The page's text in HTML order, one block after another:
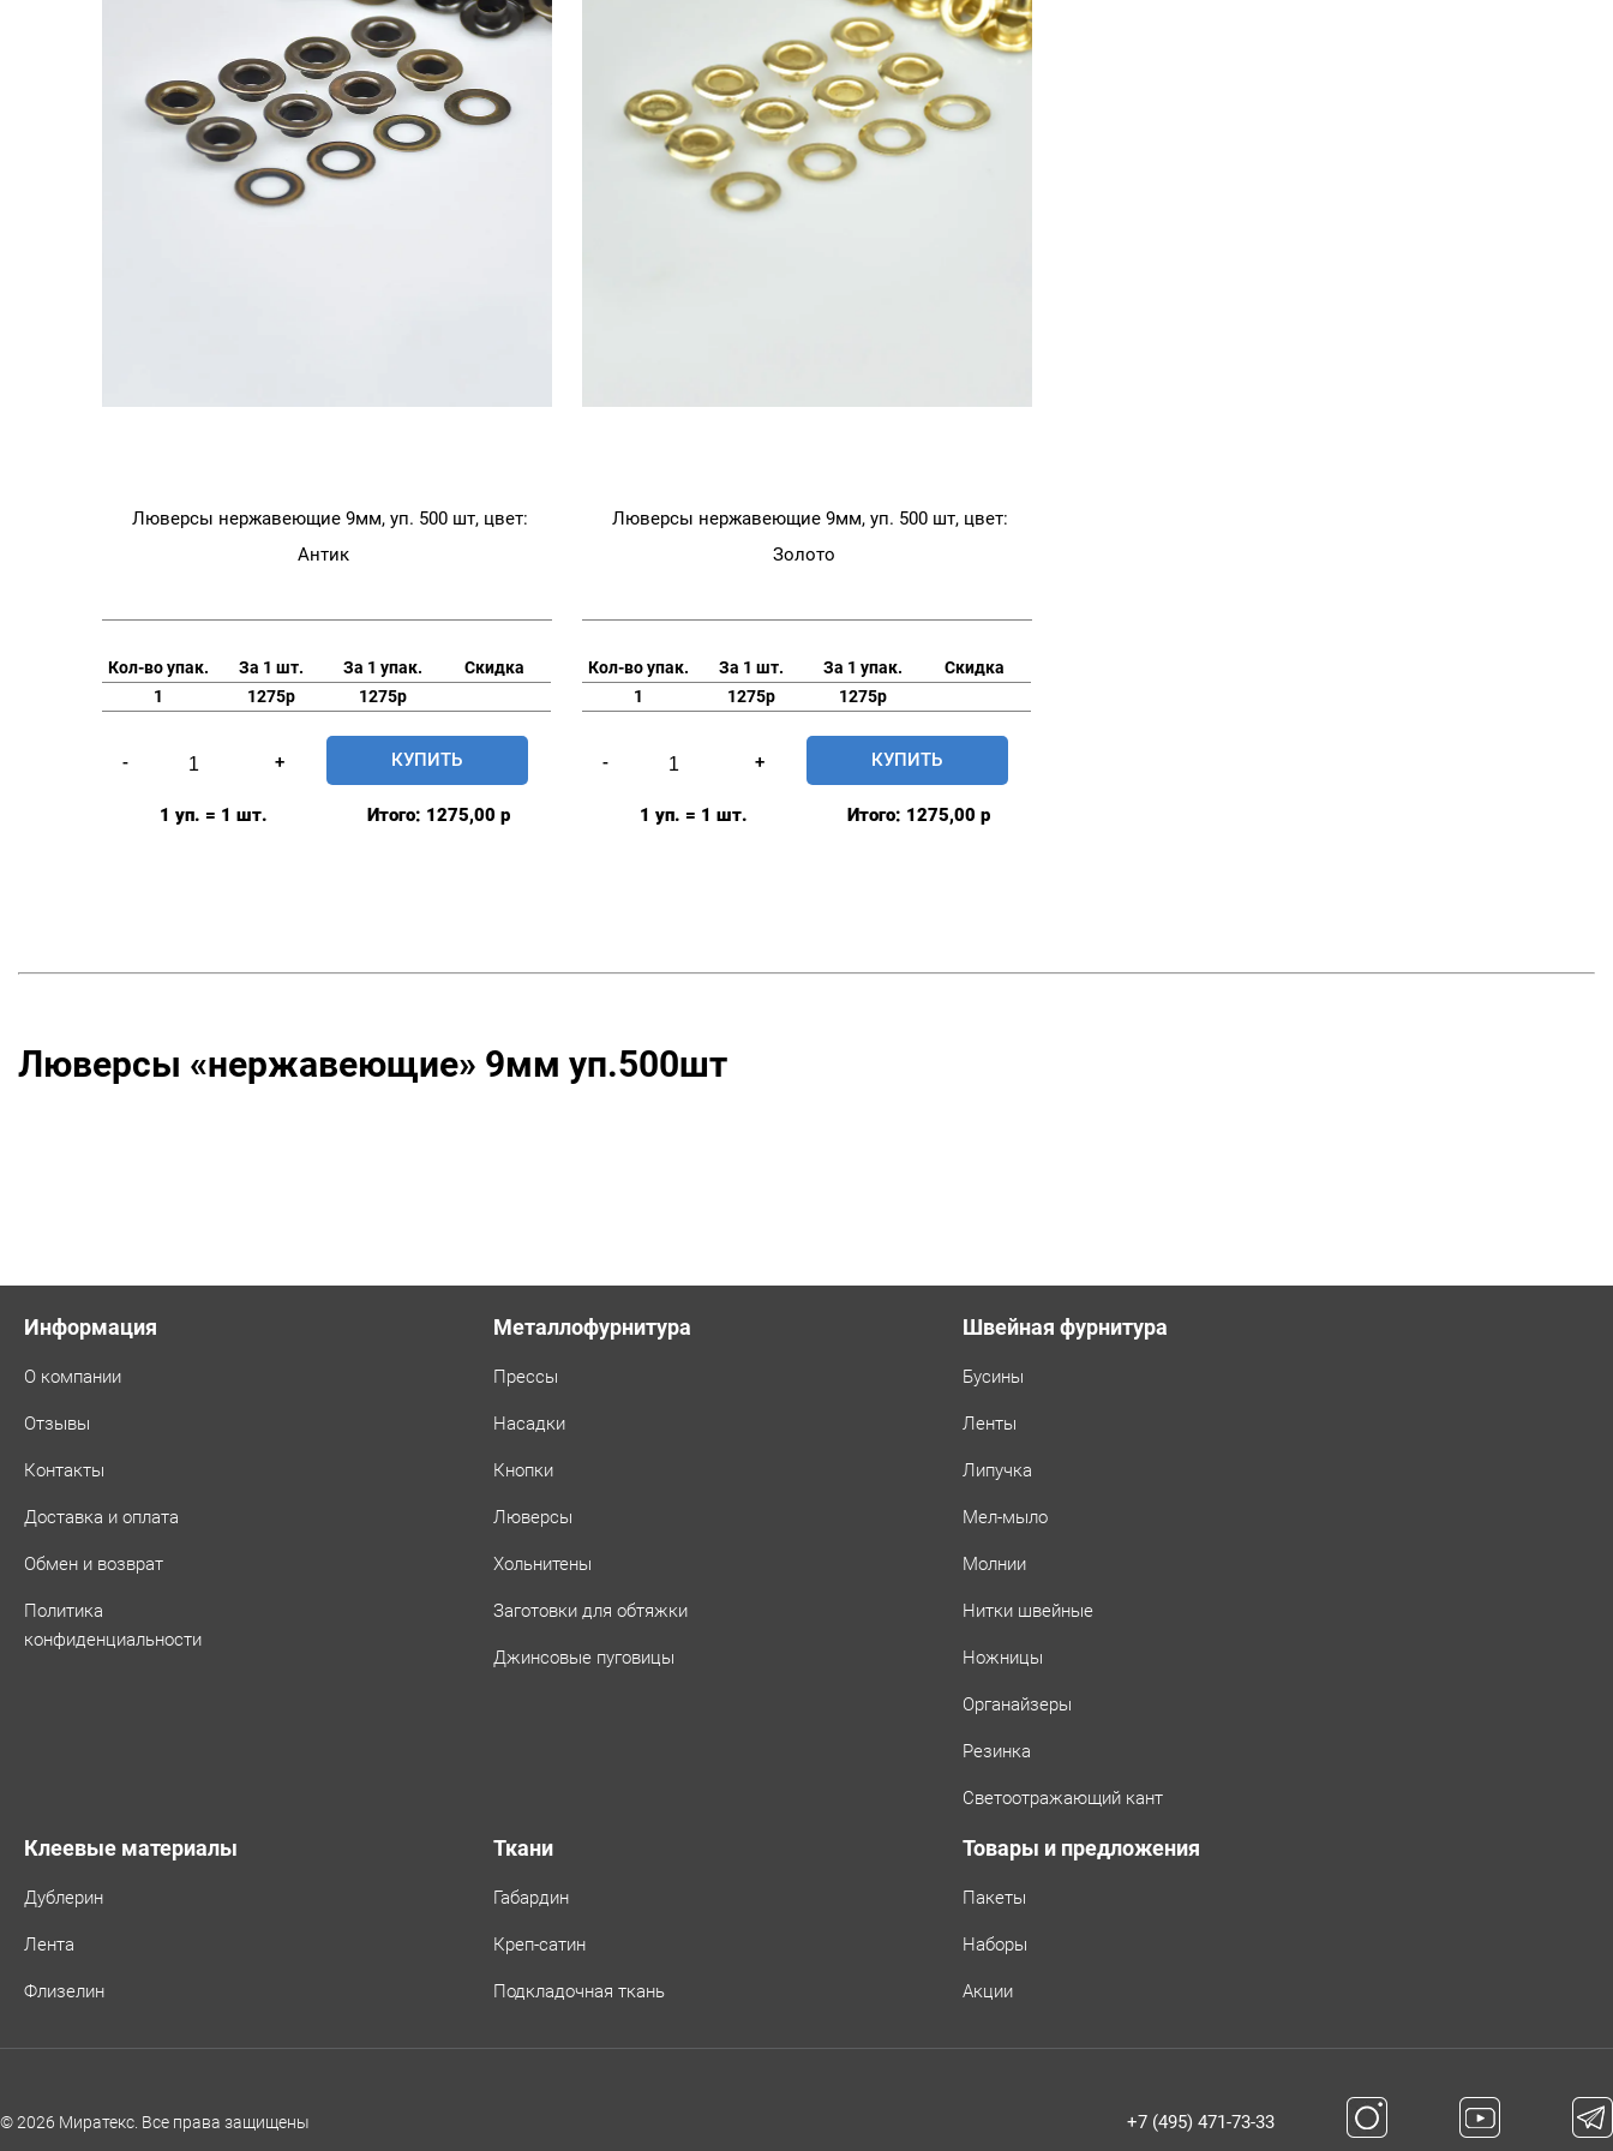
Люверсы нержавеющие 9мм, уп. 500 шт, цвет:
Антик
Кол-во упак. За 1 шт. За 1 упак.
Скидка
1
1275р 1275р
-
товара
Люверсы
цвет:
+ КУПИТЬ
1 уп. = 1 шт. Итого: 1275,00 р
Люверсы нержавеющие 9мм, уп. 500 шт, цвет:
Золото
Кол-во упак. За 1 шт. За 1 упак.
Скидка
1
1275р 1275р
-
товара
Люверсы
цвет:
+ КУПИТЬ
1 уп. = 1 шт. Итого: 1275,00 р
Люверсы «нержавеющие» 9мм уп.500шт
Информация
О компании
Отзывы
Контакты
Доставка и оплата
Обмен и возврат
Политика
конфиденциальности
Металлофурнитура
Прессы
Насадки
Кнопки
Люверсы
Хольнитены
Заготовки для обтяжки
Джинсовые пуговицы
Швейная фурнитура
Бусины
Ленты
Липучка
Мел-мыло
Молнии
Нитки швейные
Ножницы
Органайзеры
Резинка
Светоотражающий кант
Клеевые материалы
Дублерин
Лента
Флизелин
Ткани
Габардин
Креп-сатин
Подкладочная ткань
Товары и предложения
Пакеты
Наборы
Акции
© 2026 Миратекс. Все права защищены +7 (495) 471-73-33